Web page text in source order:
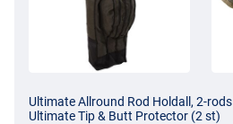
Ultimate Allround Rod Holdall, 2-rods
Ultimate Tip & Butt Protector (2 st)